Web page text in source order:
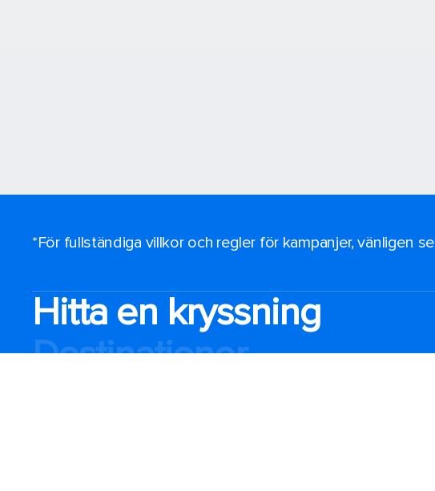
*För fullständiga villkor och regler för kampanjer, vänligen se
Hitta en kryssning
Destinationer